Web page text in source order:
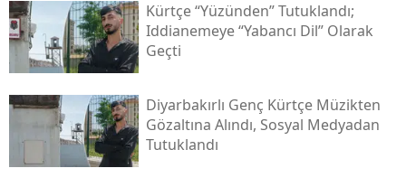
Kürtçe “yüzünden” Tutuklandı;
Iddianemeye “yabancı Dil” Olarak
Geçti
Diyarbakırlı Genç Kürtçe Müzikten
Gözaltına Alındı, Sosyal Medyadan
Tutuklandı